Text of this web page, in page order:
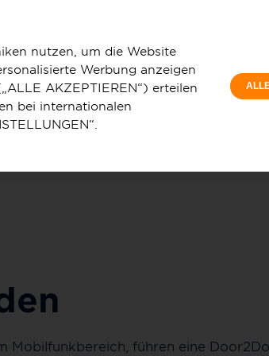
Mobilfunkbereich, führen eine
nutzen, um die Website
Werbung anzeigen
AKZEPTIEREN“) erteilen
bei internationalen